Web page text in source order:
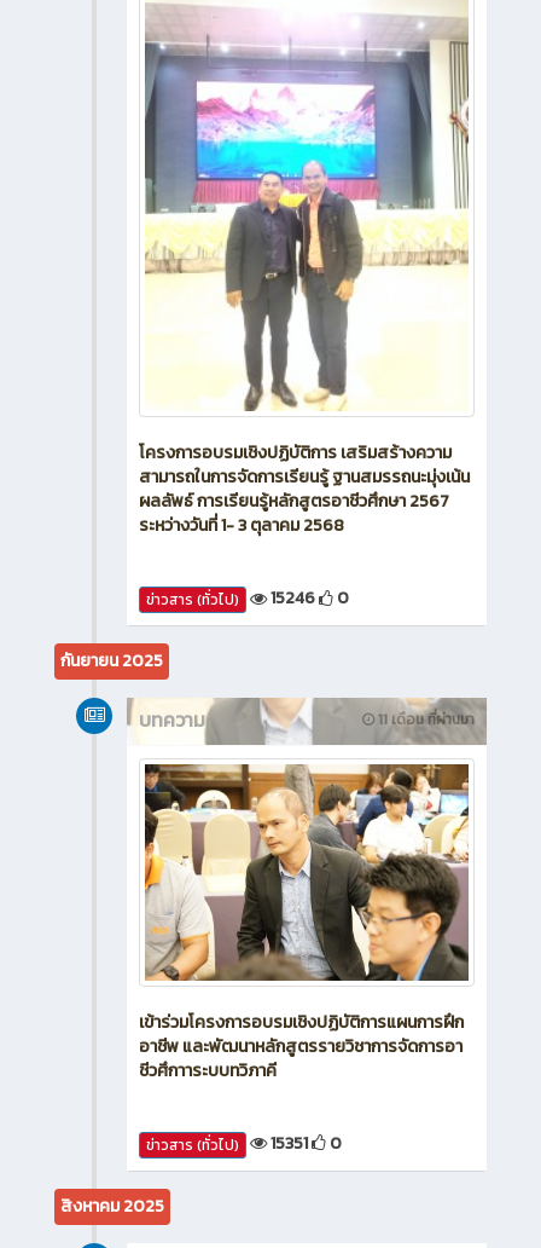
โครงการอบรมเชิงปฏิบัติการ เสริมสร้างความ
สามารถในการจัดการเรียนรู้ ฐานสมรรถนะมุ่งเน้น
ผลลัพธ์ การเรียนรู้หลักสูตรอาชีวศึกษา 2567
ระหว่างวันที่ 1- 3 ตุลาคม 2568
ข่าวสาร (ทั่วไป) 15246 0
กันยายน 2025
11 เดือน ที่ผ่านมา
บทความ
เข้าร่วมโครงการอบรมเชิงปฏิบัติการแผนการฝึก
อาชีพ และพัฒนาหลักสูตรรายวิชาการจัดการอา
ชีวศึกาาระบบทวิภาคี
ข่าวสาร (ทั่วไป) 15351 0
สิงหาคม 2025